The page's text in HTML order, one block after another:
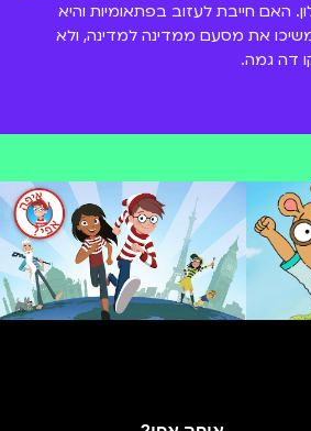
האם חייבת לעזוב בפתאומיות והיא
את מסעם ממדינה למדינה, ולא
דה גמה.